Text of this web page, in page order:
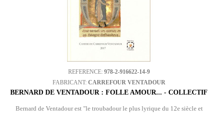
REFERENCE: 978-2-916622-14-9
FABRICANT: CARREFOUR VENTADOUR
BERNARD DE VENTADOUR : FOLLE AMOUR... - COLLECTIF
Bernard de Ventadour est "le troubadour le plus lyrique du 12e siècle et